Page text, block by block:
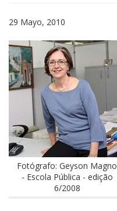
29 Mayo, 2010
Fotógrafo: Geyson Magno
- Escola Pública - edição
6/2008